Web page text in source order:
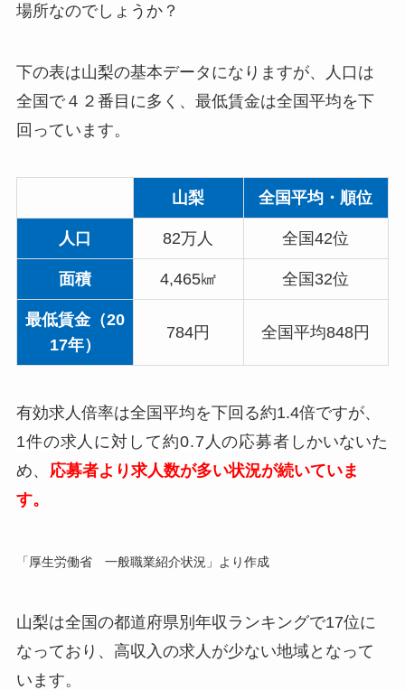
場所なのでしょうか？
下の表は山梨の基本データになりますが、人口は
全国で４２番目に多く、最低賃金は全国平均を下
回っています。
山梨 全国平均・順位
人口 82万人 全国42位
面積 4,465㎢ 全国32位
最低賃金（20
17年）
784円 全国平均848円
有効求人倍率は全国平均を下回る約1.4倍ですが、
1件の求人に対して約0.7人の応募者 しかいないた
め、 応募者より求人数が多い状況が続いていま
す。
「厚生労働省 一般職業紹介状況」より作成
山梨は全国の都道府県別年収ランキングで17位に
なっており、高収入の求人が少ない地域となって
います。